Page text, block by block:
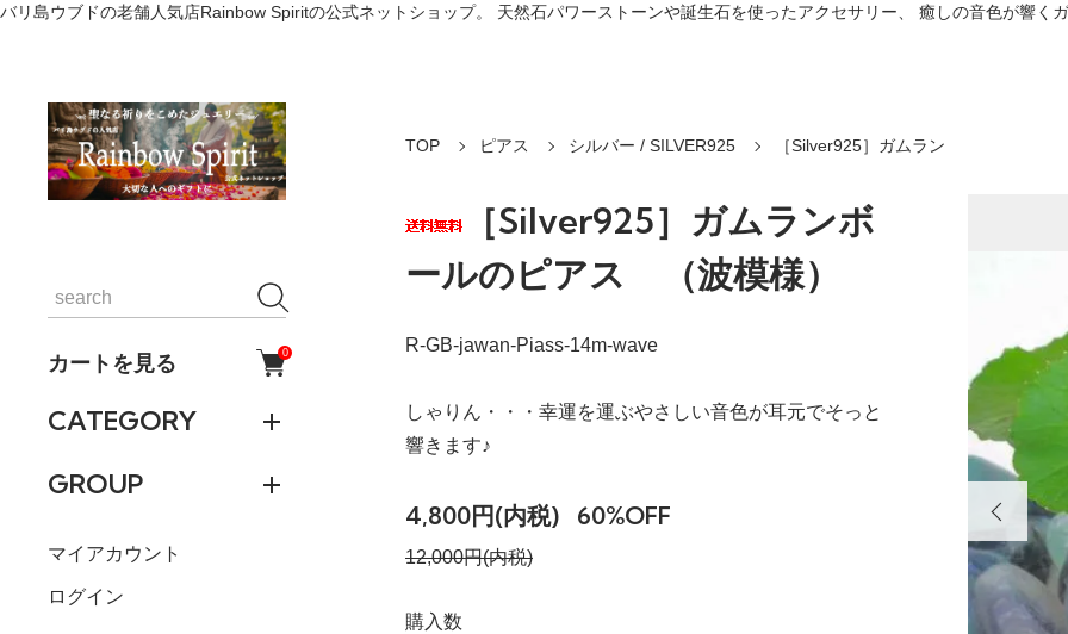
バリ島ウブドの老舗人気店Rainbow Spiritの公式ネットショップ。 天然石パワーストーンや誕生石を使ったアクセサリー、 癒しの音色が響く
カートを見る 0
CATEGORY
GROUP
マイアカウント
ログイン
TOP ピアス シルバー / SILVER925 ［Silver925］ガムラン
［Silver925］ガムランボ
ールのピアス （波模様）
R-GB-jawan-Piass-14m-wave
しゃりん・・・幸運を運ぶやさしい音色が耳元でそっと
響きます♪
4,800円(内税) 60%OFF
12,000円(内税)
購入数